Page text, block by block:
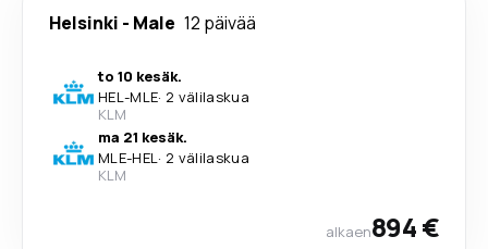
Helsinki - Male 12 päivää
to 10 kesäk.
HEL-MLE· 2 välilaskua
KLM
ma 21 kesäk.
MLE-HEL· 2 välilaskua
KLM
alkaen894 €